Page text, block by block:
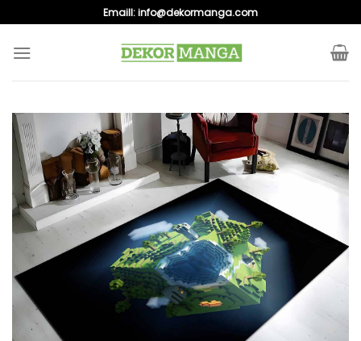
to
content
Emaill:info@dekormanga.com